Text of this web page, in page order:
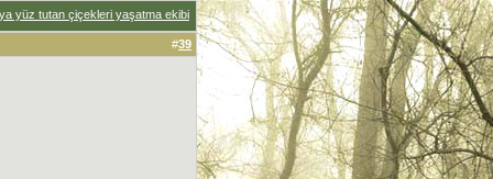
yüz tutan çiçekleri yaşatma ekibi
#39